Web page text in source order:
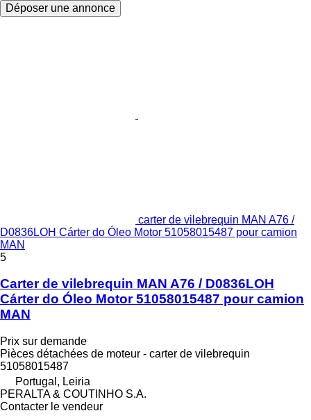
Déposer une annonce
carter de vilebrequin MAN A76 /
D0836LOH Cárter do Óleo Motor 51058015487 pour camion
MAN
5
Carter de vilebrequin MAN A76 / D0836LOH
Cárter do Óleo Motor 51058015487 pour camion
MAN
Prix sur demande
Pièces détachées de moteur - carter de vilebrequin
51058015487
Portugal, Leiria
PERALTA & COUTINHO S.A.
Contacter le vendeur